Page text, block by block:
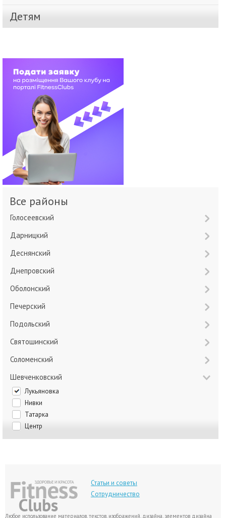
Детям
Все районы
Голосеевский
Дарницкий
Деснянский
Днепровский
Оболонский
Печерский
Подольский
Святошинский
Соломенский
Шевченковский
Лукьяновка
Нивки
Татарка
Центр
Статьи и советы
Сотрудничество
Любое использование материалов, текстов, изображений, дизайна, элементов дизайна